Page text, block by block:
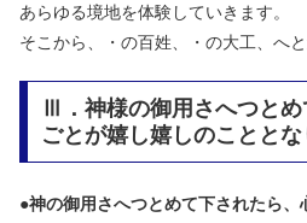
あらゆる境地を体験していきます。
そこから、・の百姓、・の大工、へ
Ⅲ．神様の御用さへつと
ごとが嬉し嬉しのことと
●神の御用さへつとめて下されたら、